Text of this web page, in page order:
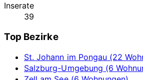
Inserate
39
Top Bezirke
St. Johann im Pongau (22
Salzburg-Umgebung (6